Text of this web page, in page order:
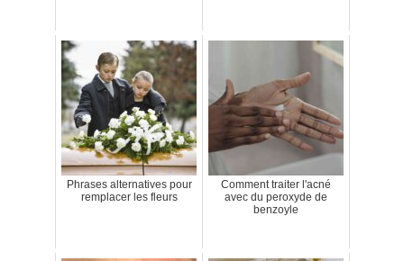
Phrases alternatives pour
remplacer les fleurs
Comment traiter l'acné
avec du peroxyde de
benzoyle